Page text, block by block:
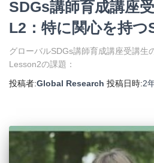
SDGs講師育成講座
L2：特に関心を持つ
グローバルSDGs講師育成講座受講生
Lesson2の課題：
投稿者:Global Research 投稿日時:2